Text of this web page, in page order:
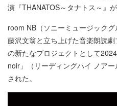
演『THANATOS～タナトス～』
room NB（ソニーミュージック
藤沢文翁と立ち上げた音楽朗読
の新たなプロジェクトとして
noir」（リーディングハイ ノア
された。